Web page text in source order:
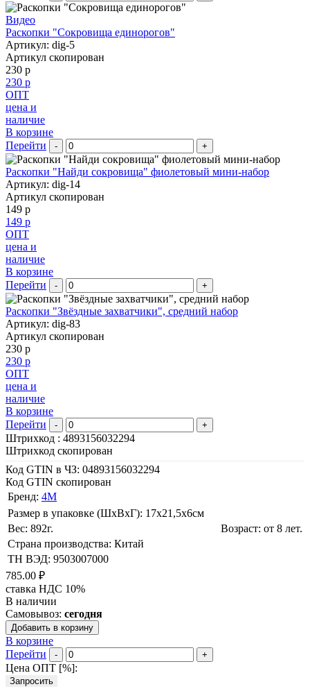
Видео
Раскопки "Сокровища единорогов"
Артикул: dig-5
Артикул скопирован
230 р
230 р
ОПТ
цена и
наличие
В корзине
Перейти
- +
Раскопки "Найди сокровища" фиолетовый мини-набор
Артикул: dig-14
Артикул скопирован
149 р
149 р
ОПТ
цена и
наличие
В корзине
Перейти
- +
Раскопки "Звёздные захватчики", средний набор
Артикул: dig-83
Артикул скопирован
230 р
230 р
ОПТ
цена и
наличие
В корзине
Перейти
- +
Штрихкод : 4893156032294
Штрихкод скопирован
Код GTIN в ЧЗ: 04893156032294
Код GTIN скопирован
Бренд: 4M
Размер в упаковке (ШхВxГ): 17х21,5х6cм
Вес: 892г.
Возраст: от 8 лет.
Страна производства: Китай
ТН ВЭД: 9503007000
785.00 ₽
ставка НДС 10%
В наличии
Самовывоз: сегодня
Добавить в корзину
В корзине
Перейти
- +
Цена ОПТ [%]:
Запросить